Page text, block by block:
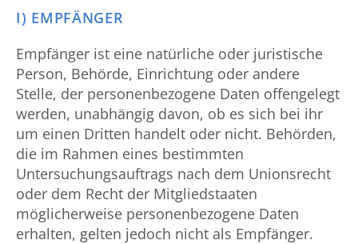
I) EMPFÄNGER
Empfänger ist eine natürliche oder juristische
Person, Behörde, Einrichtung oder andere
Stelle, der personenbezogene Daten offengelegt
werden, unabhängig davon, ob es sich bei ihr
um einen Dritten handelt oder nicht. Behörden,
die im Rahmen eines bestimmten
Untersuchungsauftrags nach dem Unionsrecht
oder dem Recht der Mitgliedstaaten
möglicherweise personenbezogene Daten
erhalten, gelten jedoch nicht als Empfänger.